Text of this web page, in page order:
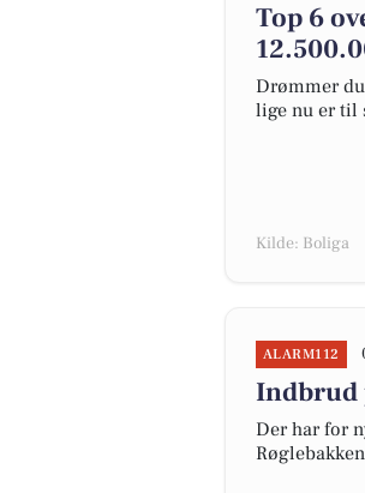
Top 6
Drømmer
lige nu er til
Kilde: Boliga
ALARM112
Indbrud
Der har for